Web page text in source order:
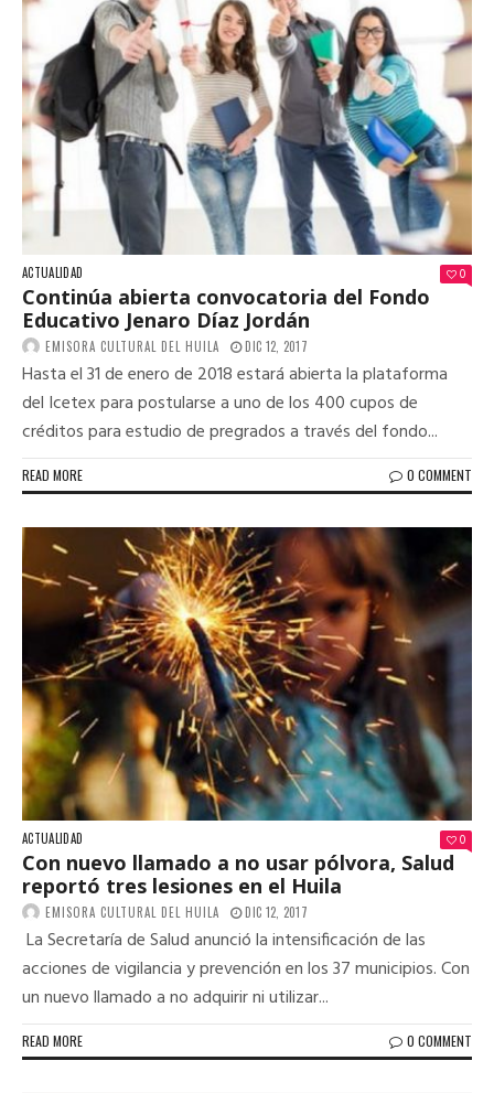
ACTUALIDAD 0
Continúa abierta convocatoria del Fondo
Educativo Jenaro Díaz Jordán
EMISORA CULTURAL DEL HUILA DIC 12, 2017
Hasta el 31 de enero de 2018 estará abierta la plataforma
del Icetex para postularse a uno de los 400 cupos de
créditos para estudio de pregrados a través del fondo...
READ MORE 0 COMMENT
ACTUALIDAD 0
Con nuevo llamado a no usar pólvora, Salud
reportó tres lesiones en el Huila
EMISORA CULTURAL DEL HUILA DIC 12, 2017
La Secretaría de Salud anunció la intensificación de las
acciones de vigilancia y prevención en los 37 municipios. Con
un nuevo llamado a no adquirir ni utilizar...
READ MORE 0 COMMENT